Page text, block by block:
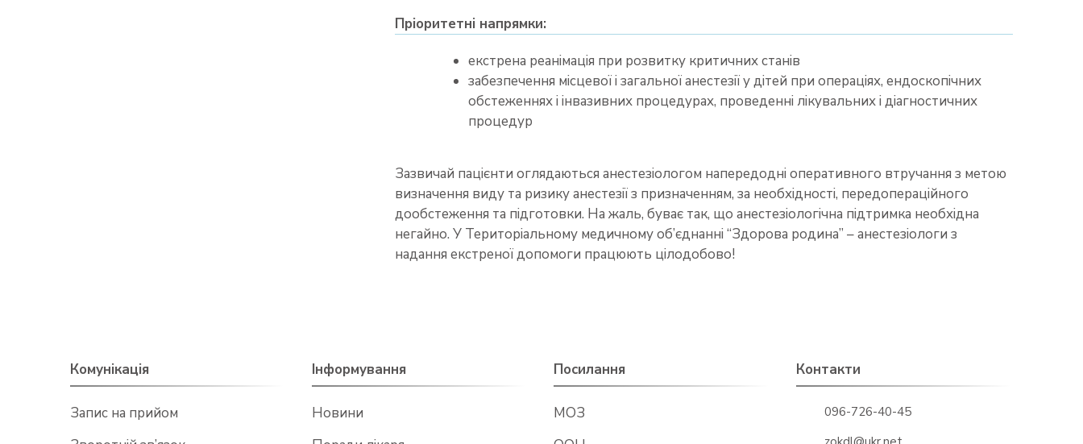
Пріоритетні напрямки:
екстрена реанімація при розвитку критичних станів
забезпечення місцевої і загальної анестезії у дітей при операціях, ендоскопічних
обстеженнях і інвазивних процедурах, проведенні лікувальних і діагностичних
процедур
Зазвичай пацієнти оглядаються анестезіологом напередодні оперативного втручання з метою
визначення виду та ризику анестезії з призначенням, за необхідності, передопераційного
дообстеження та підготовки. На жаль, буває так, що анестезіологічна підтримка необхідна
негайно. У Територіальному медичному об’єднанні “Здорова родина” – анестезіологи з
надання екстреної допомоги працюють цілодобово!
Комунікація
Запис на прийом
Інформування
Новини
Посилання
МОЗ
Контакти
096-726-40-45